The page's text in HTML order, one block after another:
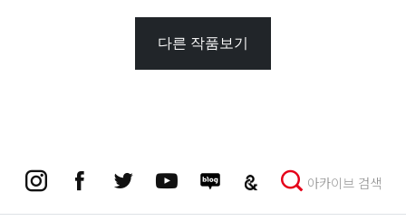
다른 작품보기
아카이브 검색